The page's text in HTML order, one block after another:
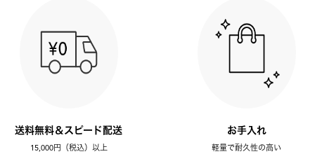
送料無料＆スピード配送
15,000円（税込）以上
お手入れ
軽量で耐久性の高い